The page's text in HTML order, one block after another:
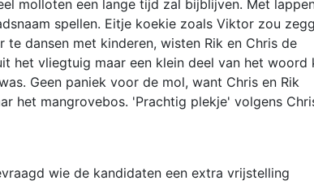
molloten een lange tijd zal bijblijven. Met
spellen. Eitje koekie zoals Viktor zou
dansen met kinderen, wisten Rik en Chris de
het vliegtuig maar een klein deel van het woord
Geen paniek voor de mol, want Chris en Rik
het mangrovebos. 'Prachtig plekje' volgens
wie de kandidaten een extra vrijstelling